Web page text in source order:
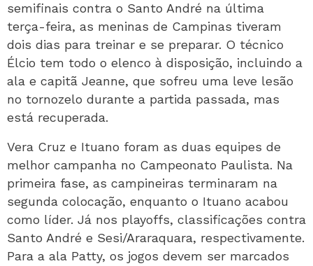
semifinais contra o Santo André na última
terça-feira, as meninas de Campinas tiveram
dois dias para treinar e se preparar. O técnico
Élcio tem todo o elenco à disposição, incluindo a
ala e capitã Jeanne, que sofreu uma leve lesão
no tornozelo durante a partida passada, mas
está recuperada.
Vera Cruz e Ituano foram as duas equipes de
melhor campanha no Campeonato Paulista. Na
primeira fase, as campineiras terminaram na
segunda colocação, enquanto o Ituano acabou
como líder. Já nos playoffs, classificações contra
Santo André e Sesi/Araraquara, respectivamente.
Para a ala Patty, os jogos devem ser marcados